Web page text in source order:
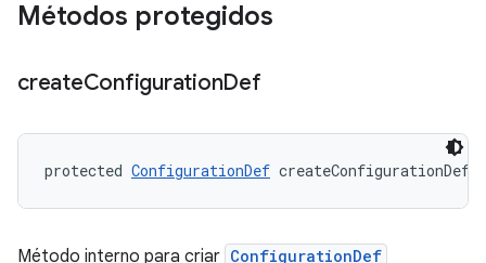
Métodos protegidos
createConfigurationDef
protected ConfigurationDef createConfigurationDef
Método interno para criar ConfigurationDef